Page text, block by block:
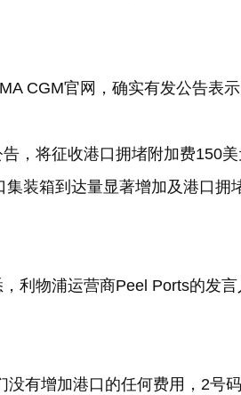
CGM官网，确实有发公告表
，将征收港口拥堵附加费150
集装箱到达量显著增加及港口拥
，利物浦运营商Peel Ports的发
没有增加港口的任何费用， 2号